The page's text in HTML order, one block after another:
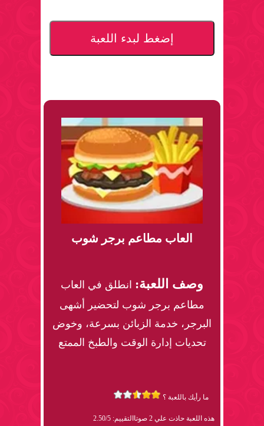
إضغط لبدء اللعبة
العاب مطاعم برجر شوب
وصف اللعبة: انطلق في العاب
مطاعم برجر شوب لتحضير أشهى
البرجر، خدمة الزبائن بسرعة، وخوض
تحديات إدارة الوقت والطبخ الممتع
ما رأيك باللعبة ؟
هذه اللعبة حاذت علي 2 صوتا
التقييم: 2.50/5